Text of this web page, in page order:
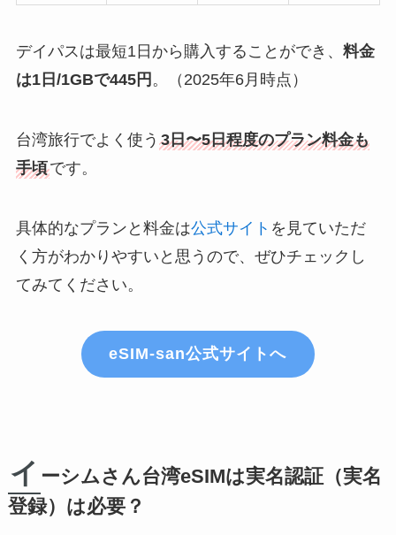
デイパスは最短1日から購入することができ、 料金
は1日/1GBで445円 。（2025年6月時点）
台湾旅行でよく使う 3日〜5日程度のプラン料金も
手頃です。
具体的なプランと料金は公式サイト を見ていただ
く方がわかりやすいと思うので、ぜひチェックし
てみてください。
eSIM-san公式サイトへ
イ ーシムさん台湾eSIMは実名認証（実名
登録）は必要？